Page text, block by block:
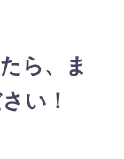
ら、ま
い！